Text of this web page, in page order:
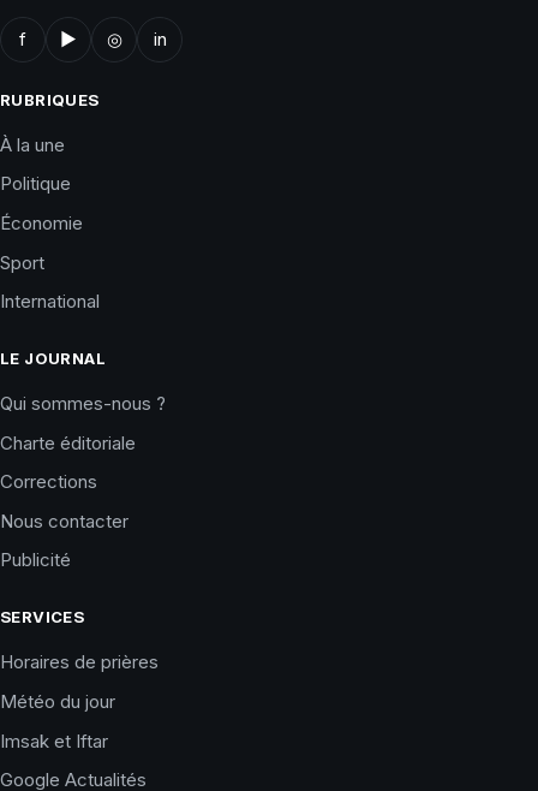
f ▶ ◎ in
RUBRIQUES
À la une
Politique
Économie
Sport
International
LE JOURNAL
Qui sommes-nous ?
Charte éditoriale
Corrections
Nous contacter
Publicité
SERVICES
Horaires de prières
Météo du jour
Imsak et Iftar
Google Actualités